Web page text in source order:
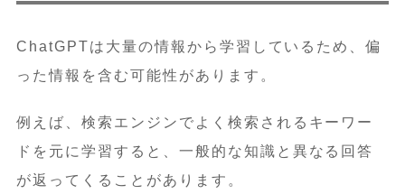
ChatGPTは大量の情報から学習しているため、偏
った情報を含む可能性があります。
例えば、検索エンジンでよく検索されるキーワー
ドを元に学習すると、一般的な知識と異なる回答
が返ってくることがあります。